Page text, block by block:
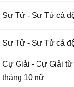
Sư Tử - Sư Tử cá
Sư Tử - Sư Tử cá
Cự Giải - Cự Giải từ
tháng 10 nữ